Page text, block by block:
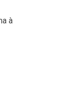
à